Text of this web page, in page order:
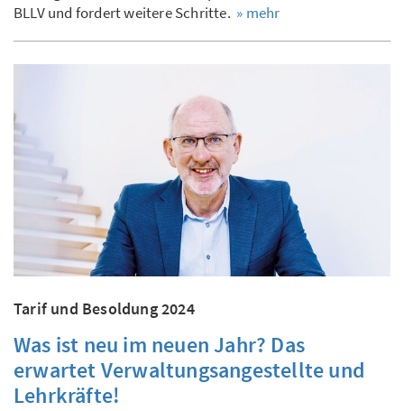
BLLV und fordert weitere Schritte. » mehr
Tarif und Besoldung 2024
Was ist neu im neuen Jahr? Das
erwartet Verwaltungsangestellte und
Lehrkräfte!